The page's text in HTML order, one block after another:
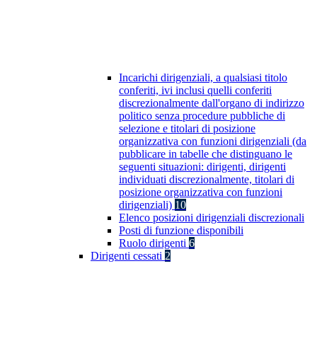
Incarichi dirigenziali, a qualsiasi titolo
conferiti, ivi inclusi quelli conferiti
discrezionalmente dall'organo di indirizzo
politico senza procedure pubbliche di
selezione e titolari di posizione
organizzativa con funzioni dirigenziali (da
pubblicare in tabelle che distinguano le
seguenti situazioni: dirigenti, dirigenti
individuati discrezionalmente, titolari di
posizione organizzativa con funzioni
dirigenziali) 10
Elenco posizioni dirigenziali discrezionali
Posti di funzione disponibili
Ruolo dirigenti 6
Dirigenti cessati 2